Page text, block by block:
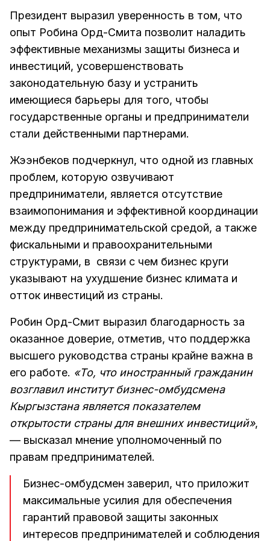
Президент выразил уверенность в том, что
опыт Робина Орд-Смита позволит наладить
эффективные механизмы защиты бизнеса и
инвестиций, усовершенствовать
законодательную базу и устранить
имеющиеся барьеры для того, чтобы
государственные органы и предприниматели
стали действенными партнерами.
Жээнбеков подчеркнул, что одной из главных
проблем, которую озвучивают
предприниматели, является отсутствие
взаимопонимания и эффективной координации
между предпринимательской средой, а также
фискальными и правоохранительными
структурами, в связи с чем бизнес круги
указывают на ухудшение бизнес климата и
отток инвестиций из страны.
Робин Орд-Смит выразил благодарность за
оказанное доверие, отметив, что поддержка
высшего руководства страны крайне важна в
его работе. «То, что иностранный гражданин
возглавил институт бизнес-омбудсмена
Кыргызстана является показателем
открытости страны для внешних инвестиций»,
— высказал мнение уполномоченный по
правам предпринимателей.
Бизнес-омбудсмен заверил, что приложит
максимальные усилия для обеспечения
гарантий правовой защиты законных
интересов предпринимателей и соблюдения